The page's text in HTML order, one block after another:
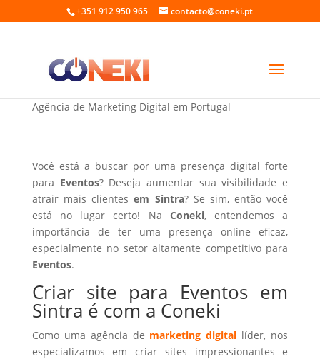
+351 912 950 965 contacto@coneki.pt
Criar site para Eventos em Sintra
Agência de Marketing Digital em Portugal
Você está a buscar por uma presença digital forte
para Eventos? Deseja aumentar sua visibilidade e
atrair mais clientesem Sintra? Se sim, então você
está no lugar certo! Na Coneki, entendemos a
importância de ter uma presença online eficaz,
especialmente no setor altamente competitivo para
Eventos.
Criar site para Eventos em
Sintra é com a Coneki
Como uma agência de marketing digital líder, nos
especializamos em criar sites impressionantes e